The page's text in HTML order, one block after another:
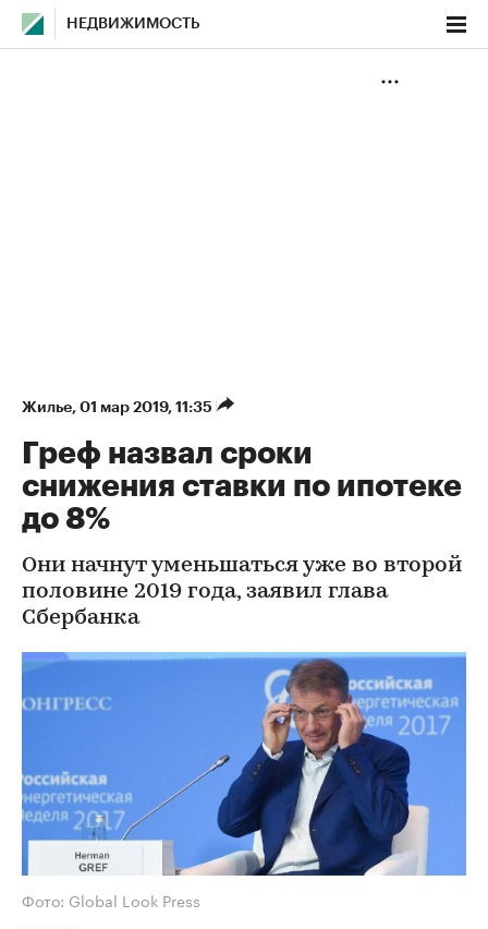
НЕДВИЖИМОСТЬ
Жилье⁠, 01 мар 2019, 11:35
Греф назвал сроки
снижения ставки по ипотеке
до 8%
Они начнут уменьшаться уже во второй
половине 2019 года, заявил глава
Сбербанка
Фото: Global Look Press